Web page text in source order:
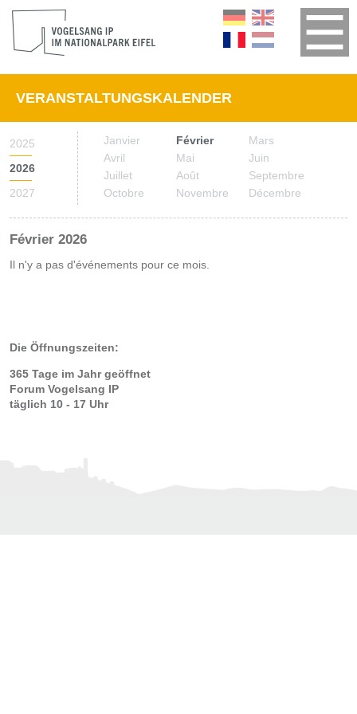
VERANSTALTUNGSKALENDER
2025
2026
2027
Janvier Février
Mars
Avril
Mai
Juin
Juillet
Août
Septembre
Octobre
Novembre Décembre
Février 2026
Il n'y a pas d'événements pour ce mois.
Die Öffnungszeiten:
365 Tage im Jahr geöffnet
Forum Vogelsang IP
täglich 10 - 17 Uhr